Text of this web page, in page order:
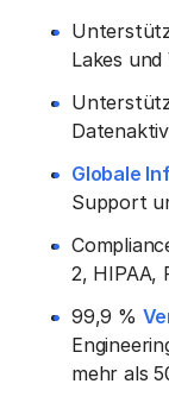
Lakes
Globale
Support
2, HIPAA,
99,9 %
mehr als